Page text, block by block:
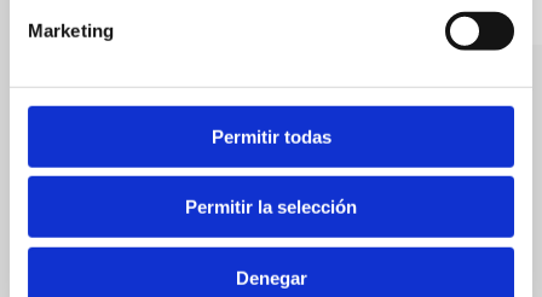
Marketing
Permitir todas
Permitir la selección
Denegar
Duanes Dénia, s.l.
Pipo Park